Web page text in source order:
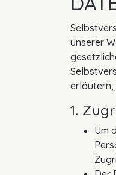
unserer
erläutern,
1.
Um